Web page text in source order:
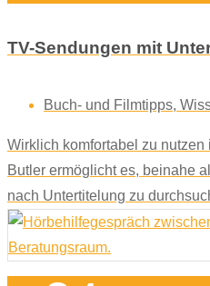
TV-Sendungen mit
Buch- und Filmtipps,
Wirklich komfortabel zu nutzen
Butler ermöglicht es, beinahe
nach Untertitelung zu